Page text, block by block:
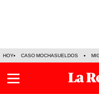
HOY CASO MOCHASUELDOS